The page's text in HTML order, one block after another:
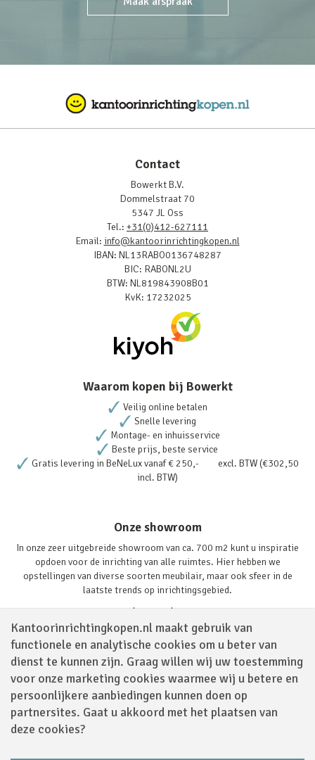
Kantoorinrichtingkopen.nl maakt gebruik van
functionele en analytische cookies om u beter van
dienst te kunnen zijn. Graag willen wij uw toestemming
voor onze marketing cookies waarmee wij u betere en
persoonlijkere aanbiedingen kunnen doen op
partnersites. Gaat u akkoord met het plaatsen van
deze cookies?
Contact
Bowerkt B.V.
Dommelstraat 70
5347 JL Oss
Tel.: +31(0)412-627111
Email: info@kantoorinrichtingkopen.nl
IBAN: NL13RABO0136748287
BIC: RABONL2U
BTW: NL819843908B01
KvK: 17232025
Waarom kopen bij Bowerkt
Veilig online betalen
Snelle levering
Montage- en inhuisservice
Beste prijs, beste service
Gratis levering in BeNeLux vanaf € 250,- excl. BTW (€302,50
incl. BTW)
Onze showroom
In onze zeer uitgebreide showroom van ca. 700 m2 kunt u inspiratie
opdoen voor de inrichting van alle ruimtes. Hier hebben we
opstellingen van diverse soorten meubilair, maar ook sfeer in de
laatste trends op inrichtingsgebied.
Lees verder